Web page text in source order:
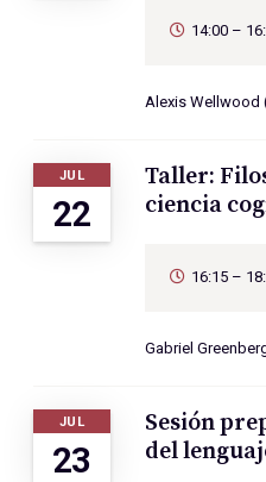
14:00 –
Alexis Wellwood
JUL
22
Taller:
ciencia
16:15 –
Gabriel
JUL
23
Sesión
del